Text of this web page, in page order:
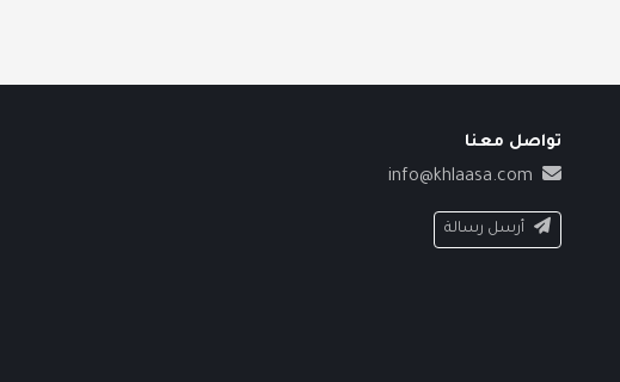
تواصل معنا
info@khlaasa.com
أرسل رسالة